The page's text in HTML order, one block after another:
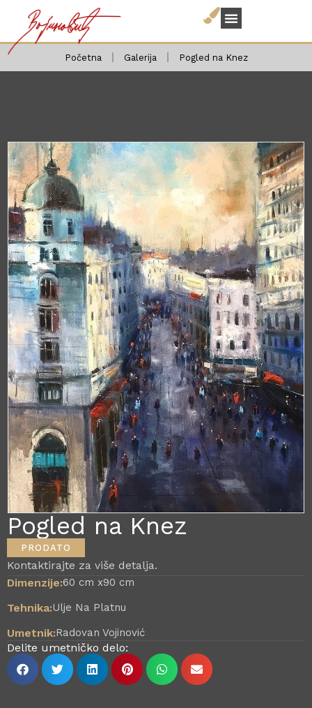
Početna Galerija Pogled na Knez
Pogled na Knez
PRODATO
Kontaktirajte za više detalja.
Dimenzije:60 cm x90 cm
Tehnika:Ulje Na Platnu
Umetnik:Radovan Vojinović
Delite umetničko delo: